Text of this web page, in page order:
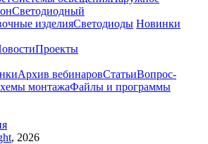
Светодиодный
изделияСветодиоды Новинки
Проекты
Архив вебинаровСтатьиВопрос-
монтажаФайлы и программы
, 2026